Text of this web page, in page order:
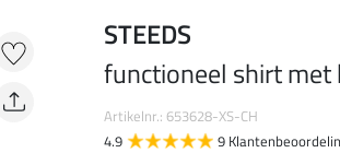
STEEDS
functioneel shirt
Artikelnr.: 653628-XS-CH
4.9
9